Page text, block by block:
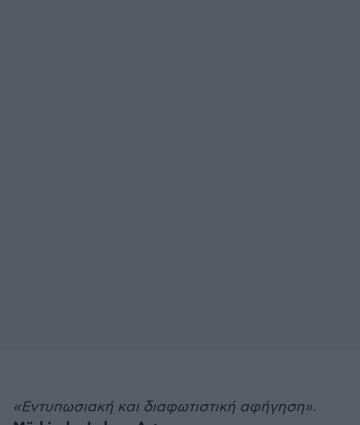
«Εντυπωσιακή και διαφωτιστική αφήγηση».